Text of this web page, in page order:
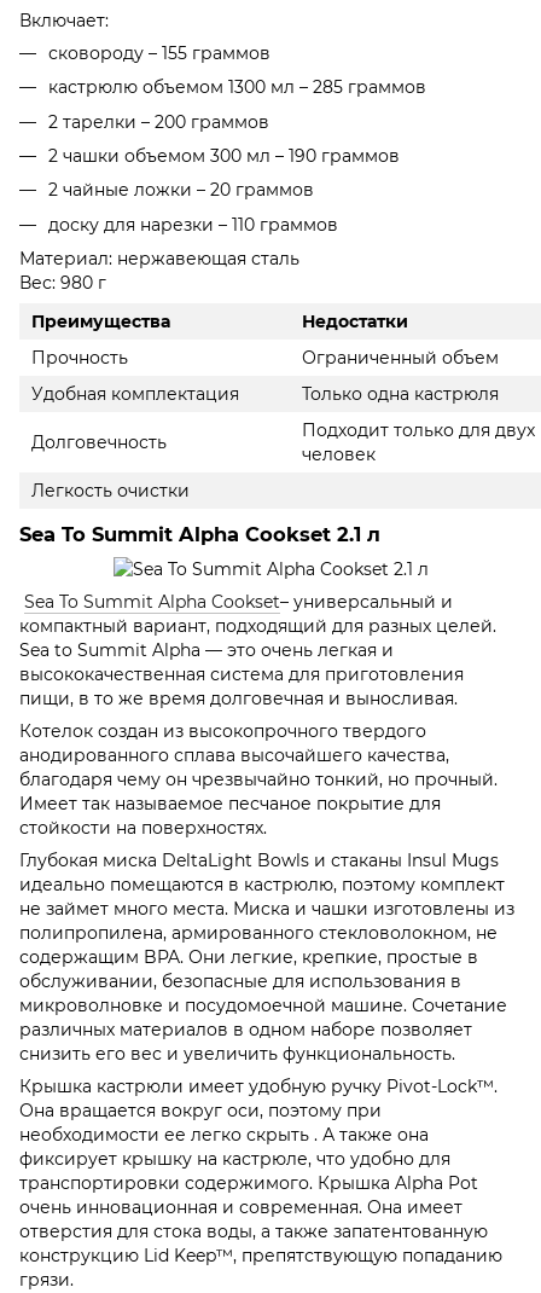
Включает:
сковороду – 155 граммов
кастрюлю объемом 1300 мл – 285 граммов
2 тарелки – 200 граммов
2 чашки объемом 300 мл – 190 граммов
2 чайные ложки – 20 граммов
доску для нарезки – 110 граммов
Материал: нержавеющая сталь
Вес: 980 г
Преимущества
Недостатки
Прочность
Ограниченный объем
Удобная комплектация
Только одна кастрюля
Долговечность
Подходит только для двух
человек
Легкость очистки
Sea To Summit Alpha Cookset 2.1 л
Sea To Summit Alpha Cookset– универсальный и
компактный вариант, подходящий для разных целей.
Sea to Summit Alpha — это очень легкая и
высококачественная система для приготовления
пищи, в то же время долговечная и выносливая.
Котелок создан из высокопрочного твердого
анодированного сплава высочайшего качества,
благодаря чему он чрезвычайно тонкий, но прочный.
Имеет так называемое песчаное покрытие для
стойкости на поверхностях.
Глубокая миска DeltaLight Bowls и стаканы Insul Mugs
идеально помещаются в кастрюлю, поэтому комплект
не займет много места. Миска и чашки изготовлены из
полипропилена, армированного стекловолокном, не
содержащим BPA. Они легкие, крепкие, простые в
обслуживании, безопасные для использования в
микроволновке и посудомоечной машине. Сочетание
различных материалов в одном наборе позволяет
снизить его вес и увеличить функциональность.
Крышка кастрюли имеет удобную ручку Pivot-Lock™.
Она вращается вокруг оси, поэтому при
необходимости ее легко скрыть . А также она
фиксирует крышку на кастрюле, что удобно для
транспортировки содержимого. Крышка Alpha Pot
очень инновационная и современная. Она имеет
отверстия для стока воды, а также запатентованную
конструкцию Lid Keep™, препятствующую попаданию
грязи.